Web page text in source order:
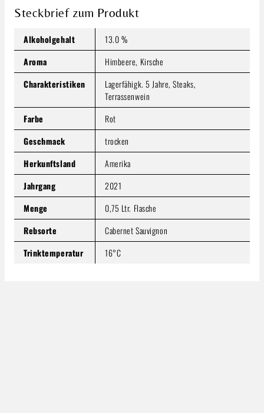
Inhalt:0.75 Liter(8,39 € / 1 Liter)
Produkt Anzahl: Gib den gewünschten Wert ein oder
In den Warenkorb
Steckbrief zum Produkt
Alkoholgehalt
13.0 %
Aroma
Himbeere, Kirsche
Charakteristiken
Lagerfähigk. 5 Jahre, Steaks,
Terrassenwein
Farbe
Rot
Geschmack
trocken
Herkunftsland
Amerika
Jahrgang
2021
Menge
0,75 Ltr. Flasche
Rebsorte
Cabernet Sauvignon
Trinktemperatur
16°C